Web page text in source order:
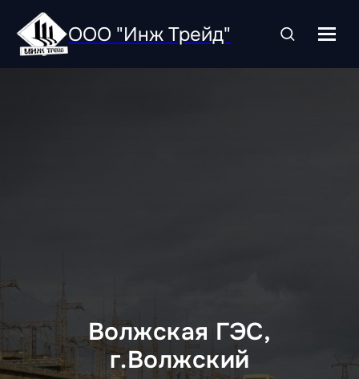
ООО "Инж Трейд"
Волжская ГЭС,
г.Волжский